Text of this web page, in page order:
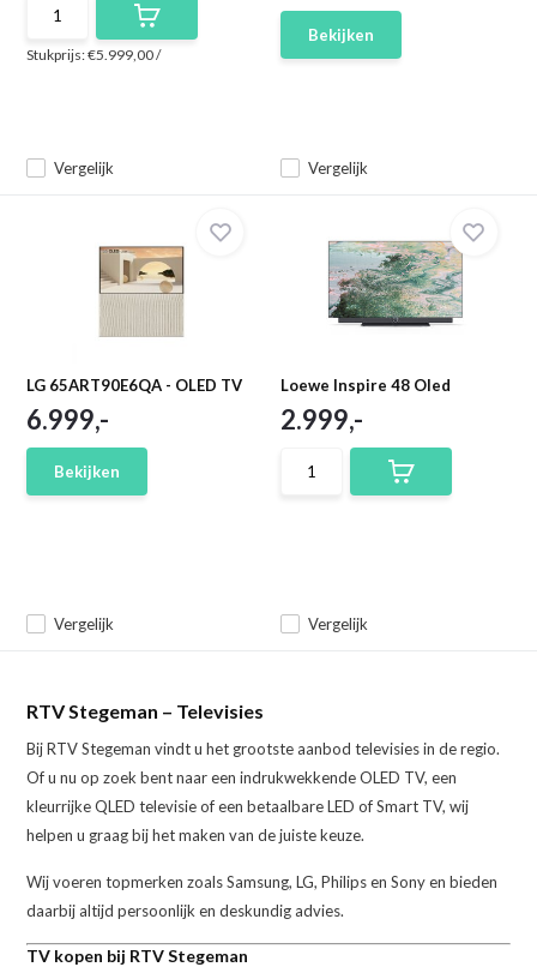
Vergelijk
Stukprijs:€5.999,00/
Vergelijk
Bekijken
LG 65ART90E6QA - OLED TV
Vergelijk
6.999,-
Bekijken
Loewe Inspire 48 Oled
Vergelijk
2.999,-
RTV Stegeman – Televisies
Bij RTV Stegeman vindt u het grootste aanbod televisies in de regio.
Of u nu op zoek bent naar een indrukwekkende OLED TV, een
kleurrijke QLED televisie of een betaalbare LED of Smart TV, wij
helpen u graag bij het maken van de juiste keuze.
Wij voeren topmerken zoals Samsung, LG, Philips en Sony en bieden
daarbij altijd persoonlijk en deskundig advies.
TV kopen bij RTV Stegeman